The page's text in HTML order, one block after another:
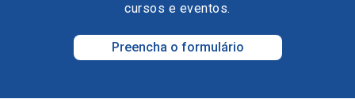
cursos e eventos.
Preencha o formulário